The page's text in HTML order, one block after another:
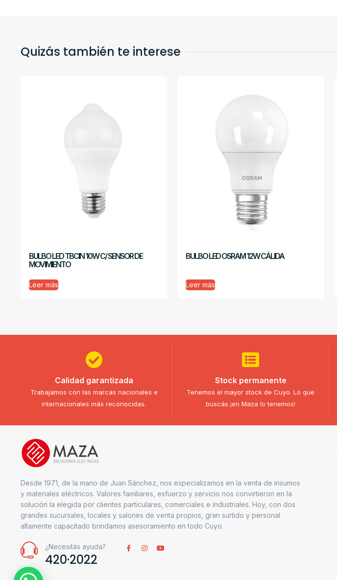
Quizás también te interese
BULBO LED TBCIN 10W C/ SENSOR DE
MOVIMIENTO
Leer más
BULBO LED OSRAM 12W CÁLIDA
Leer más
Calidad garantizada
Trabajamos con las marcas nacionales e
internacionales más reconocidas.
Stock permanente
Tenemos el mayor stock de Cuyo. Lo que
buscás ¡en Maza lo tenemos!
Desde 1971, de la mano de Juan Sánchez, nos especializamos en la venta de insumos
y materiales eléctricos. Valores familiares, esfuerzo y servicio nos convirtieron en la
solución la elegida por clientes particulares, comerciales e industriales. Hoy, con dos
grandes sucursales, locales y salones de venta propios, gran surtido y personal
altamente capacitado brindamos asesoramiento en todo Cuyo.
¿Necesitás ayuda?
420·2022